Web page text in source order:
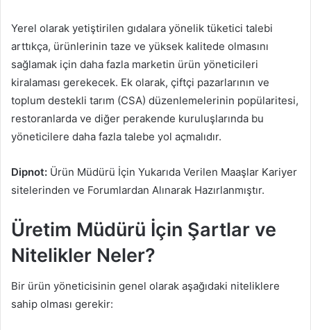
Yerel olarak yetiştirilen gıdalara yönelik tüketici talebi
arttıkça, ürünlerinin taze ve yüksek kalitede olmasını
sağlamak için daha fazla marketin ürün yöneticileri
kiralaması gerekecek. Ek olarak, çiftçi pazarlarının ve
toplum destekli tarım (CSA) düzenlemelerinin popülaritesi,
restoranlarda ve diğer perakende kuruluşlarında bu
yöneticilere daha fazla talebe yol açmalıdır.
Dipnot: Ürün Müdürü İçin Yukarıda Verilen Maaşlar Kariyer
sitelerinden ve Forumlardan Alınarak Hazırlanmıştır.
Üretim Müdürü İçin Şartlar ve
Nitelikler Neler?
Bir ürün yöneticisinin genel olarak aşağıdaki niteliklere
sahip olması gerekir: